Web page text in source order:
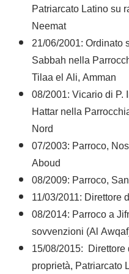
Patriarcato Latino su
Neemat
21/06/2001: Ordinato
Sabbah nella
Tilaa el Ali, Amman
08/2001: Vicario di P.
Hattar nella
Nord
07/2003: Parroco,
Aboud
08/2009: Parroco,
11/03/2011:
08/2014: Parroco a
sovvenzioni (Al
15/08/2015:
proprietà, Patriarcato